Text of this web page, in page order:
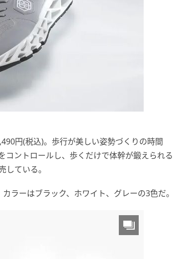
円(税込)。歩行が美しい姿勢づくりの時間
コントロールし、歩くだけで体幹が鍛えられる
ている。
ラーはブラック、ホワイト、グレーの3色だ。